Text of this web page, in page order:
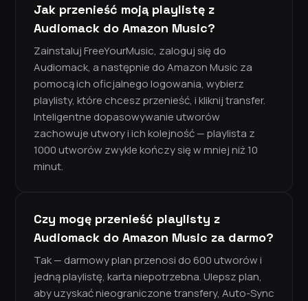
Jak przenieść moją playlistę z
Audiomack do Amazon Music?
Zainstaluj FreeYourMusic, zaloguj się do
Audiomack, a następnie do Amazon Music za
pomocą ich oficjalnego logowania, wybierz
playlisty, które chcesz przenieść, i kliknij transfer.
Inteligentne dopasowywanie utworów
zachowuje utwory i ich kolejność — playlista z
1000 utworów zwykle kończy się w mniej niż 10
minut.
Czy mogę przenieść playlisty z
Audiomack do Amazon Music za darmo?
Tak — darmowy plan przenosi do 600 utworów i
jedną playlistę, karta niepotrzebna. Ulepsz plan,
aby uzyskać nieograniczone transfery, Auto-Sync